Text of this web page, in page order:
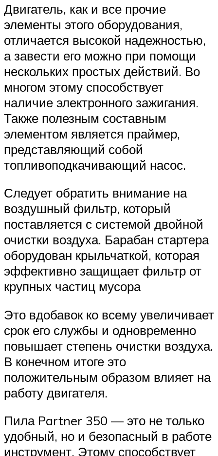
Двигатель, как и все прочие
элементы этого оборудования,
отличается высокой надежностью,
а завести его можно при помощи
нескольких простых действий. Во
многом этому способствует
наличие электронного зажигания.
Также полезным составным
элементом является праймер,
представляющий собой
топливоподкачивающий насос.
Следует обратить внимание на
воздушный фильтр, который
поставляется с системой двойной
очистки воздуха. Барабан стартера
оборудован крыльчаткой, которая
эффективно защищает фильтр от
крупных частиц мусора
Это вдобавок ко всему увеличивает
срок его службы и одновременно
повышает степень очистки воздуха.
В конечном итоге это
положительным образом влияет на
работу двигателя.
Пила Partner 350 — это не только
удобный, но и безопасный в работе
инструмент. Этому способствует